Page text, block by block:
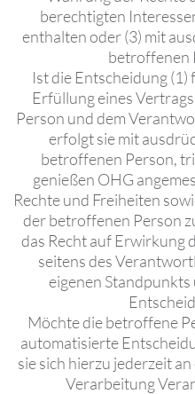
berechtigten
enthalten oder (3) mit
betroffenen
Ist die Entscheidung
Erfüllung eines
Person und dem
erfolgt sie mit
betroffenen Person,
genießen OHG
Rechte und Freiheiten
der betroffenen Person
das Recht auf Erwirkung
seitens des
eigenen
Möchte die betroffene
automatisierte
sie sich hierzu jederzeit
Verarbeitung